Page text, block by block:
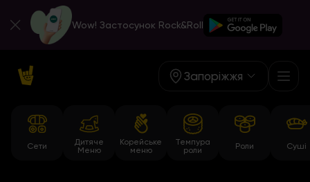
Wow! Застосунок Rock&Roll
Запоріжжя
Сети
Дитяче
Меню
Корейське
меню
Темпура
роли
Роли Суші